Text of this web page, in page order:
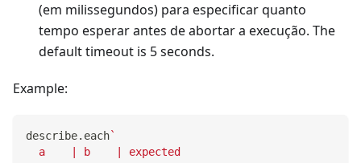
(em milissegundos) para especificar quanto
tempo esperar antes de abortar a execução. The
default timeout is 5 seconds.
Example:
describe. each`
  a    | b    | expected